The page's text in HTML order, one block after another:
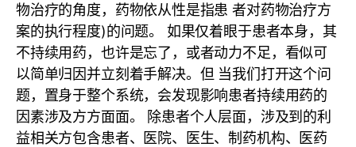
物治疗的角度，药物依从性是指患 者对药物治疗方
案的执行程度)的问题。 如果仅着眼于患者本身，其
不持续用药，也许是忘了，或者动力不足，看似可
以简单归因并立刻着手解决。但 当我们打开这个问
题，置身于整个系统，会发现影响患者持续用药的
因素涉及方方面面。 除患者个人层面，涉及到的利
益相关方包含患者、医院、医生、制药机构、医药